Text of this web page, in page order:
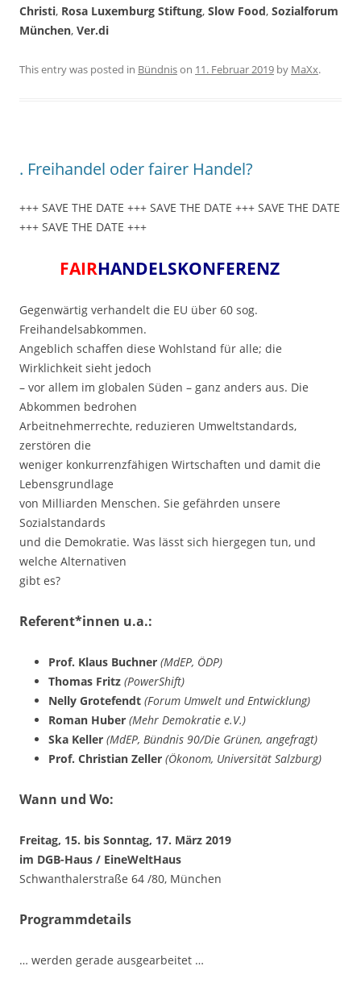
Christi, Rosa Luxemburg Stiftung, Slow Food, Sozialforum
München, Ver.di
This entry was posted in Bündnison 11. Februar 2019 by MaXx.
. Freihandel oder fairer Handel?
+++ SAVE THE DATE +++ SAVE THE DATE +++ SAVE THE DATE
+++ SAVE THE DATE +++
FAIRHANDELSKONFERENZ
Gegenwärtig verhandelt die EU über 60 sog.
Freihandelsabkommen.
Angeblich schaffen diese Wohlstand für alle; die
Wirklichkeit sieht jedoch
– vor allem im globalen Süden – ganz anders aus. Die
Abkommen bedrohen
Arbeitnehmerrechte, reduzieren Umweltstandards,
zerstören die
weniger konkurrenzfähigen Wirtschaften und damit die
Lebensgrundlage
von Milliarden Menschen. Sie gefährden unsere
Sozialstandards
und die Demokratie. Was lässt sich hiergegen tun, und
welche Alternativen
gibt es?
Referent*innen u.a.:
Prof. Klaus Buchner (MdEP, ÖDP)
Thomas Fritz (PowerShift)
Nelly Grotefendt (Forum Umwelt und Entwicklung)
Roman Huber (Mehr Demokratie e.V.)
Ska Keller (MdEP, Bündnis 90/Die Grünen, angefragt)
Prof. Christian Zeller (Ökonom, Universität Salzburg)
Wann und Wo:
Freitag, 15. bis Sonntag, 17. März 2019
im DGB-Haus / EineWeltHaus
Schwanthalerstraße 64 /80, München
Programmdetails
… werden gerade ausgearbeitet …